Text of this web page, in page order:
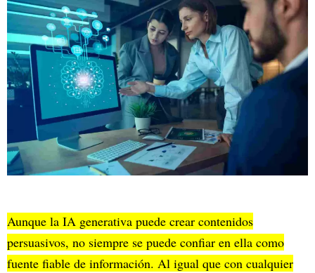
Aunque la IA generativa puede crear contenidos
persuasivos, no siempre se puede confiar en ella como
fuente fiable de información. Al igual que con cualquier